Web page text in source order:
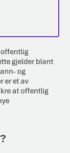
offentlig
gjelder blant
og
er et av
at offentlig